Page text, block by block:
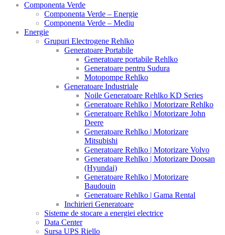
Componenta Verde
Componenta Verde – Energie
Componenta Verde – Mediu
Energie
Grupuri Electrogene Rehlko
Generatoare Portabile
Generatoare portabile Rehlko
Generatoare pentru Sudura
Motopompe Rehlko
Generatoare Industriale
Noile Generatoare Rehlko KD Series
Generatoare Rehlko | Motorizare Rehlko
Generatoare Rehlko | Motorizare John
Deere
Generatoare Rehlko | Motorizare
Mitsubishi
Generatoare Rehlko | Motorizare Volvo
Generatoare Rehlko | Motorizare Doosan
(Hyundai)
Generatoare Rehlko | Motorizare
Baudouin
Generatoare Rehlko | Gama Rental
Inchirieri Generatoare
Sisteme de stocare a energiei electrice
Data Center
Sursa UPS Riello